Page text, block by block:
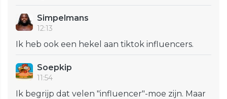
Simpelmans
12:13
Ik heb ook een hekel aan tiktok influencers.
Soepkip
11:54
Ik begrijp dat velen "influencer"-moe zijn. Maar